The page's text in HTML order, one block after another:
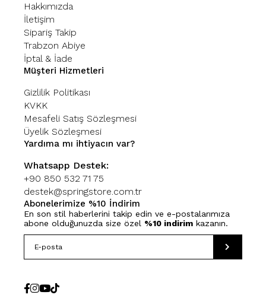
Hakkımızda
İletişim
Sipariş Takip
Trabzon Abiye
İptal & İade
Müşteri Hizmetleri
Gizlilik Politikası
KVKK
Mesafeli Satış Sözleşmesi
Üyelik Sözleşmesi
Yardıma mı ihtiyacın var?
Whatsapp Destek:
+90 850 532 71 75
destek@springstore.com.tr
Abonelerimize %10 İndirim
En son stil haberlerini takip edin ve e-postalarımıza
abone olduğunuzda size özel %10 indirim kazanın.